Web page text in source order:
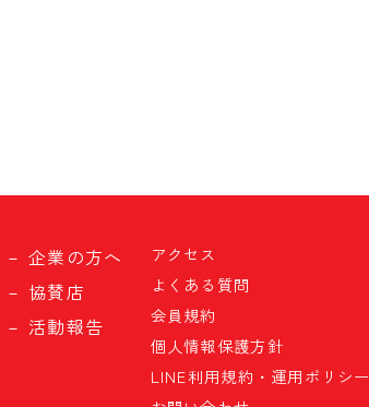
企業の方へ
協賛店
活動報告
アクセス
よくある質問
会員規約
個人情報保護方針
LINE利用規約・運用ポリシー